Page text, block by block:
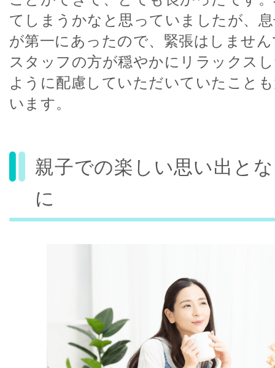
てしまうかなと思っていましたが、
が第一にあったので、緊張はしませ
スタッフの方が穏やかにリラックス
ように配慮していただいていたこと
います。
親子での楽しい思い出と
に